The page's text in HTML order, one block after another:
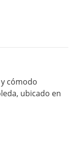
y cómodo
ubicado en